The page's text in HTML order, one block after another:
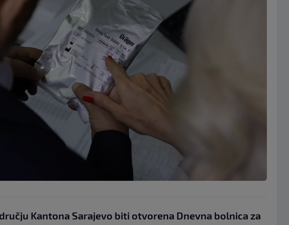
Kantona Sarajevo biti otvorena Dnevna bolnica za